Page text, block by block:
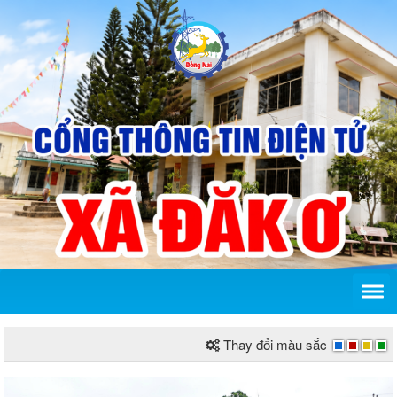
Thay đổi màu sắc